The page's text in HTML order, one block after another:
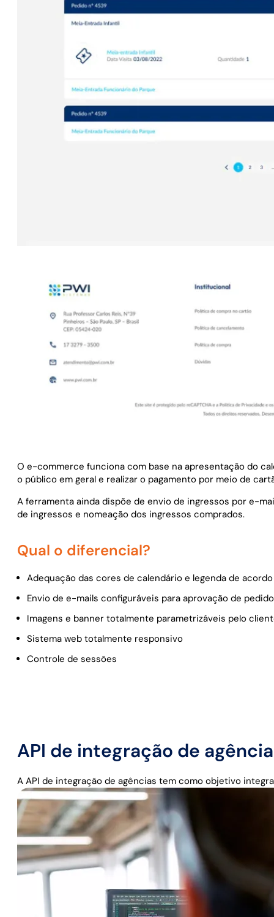
O e-commerce funciona com base na apresentação do
o público em geral e realizar o pagamento por meio de
A ferramenta ainda dispõe de envio de ingressos por e-
de ingressos e nomeação dos ingressos comprados.
Qual o diferencial?
Adequação das cores de calendário e legenda de
Envio de e-mails configuráveis para aprovação de
Imagens e banner totalmente parametrizáveis pelo
Sistema web totalmente responsivo
Controle de sessões
API de integração de
A API de integração de agências tem como objetivo